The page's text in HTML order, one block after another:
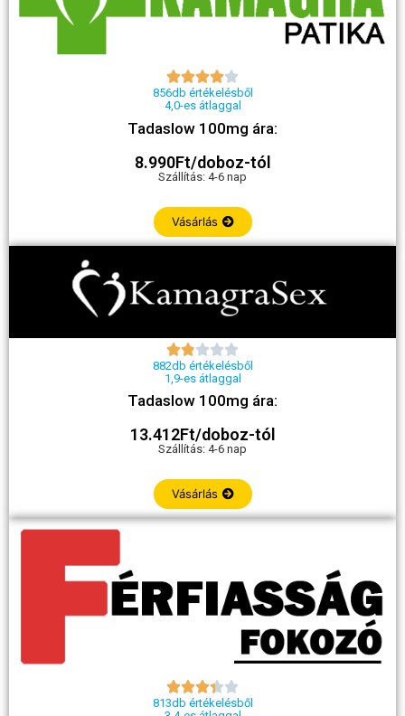

856db értékelésből
4,0-es átlaggal
Tadaslow 100mg ára:
8.990Ft/doboz-tól
Szállítás: 4-6 nap
Vásárlás

882db értékelésből
1,9-es átlaggal
Tadaslow 100mg ára:
13.412Ft/doboz-tól
Szállítás: 4-6 nap
Vásárlás

813db értékelésből